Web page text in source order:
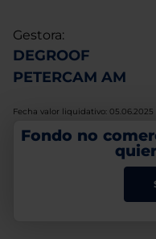
Gestora:
DEGROOF
PETERCAM AM
Fecha valor liquidativo: 05.06.2025
Fondo no